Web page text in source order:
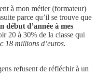
à mon métier (formateur)
parce qu’il se trouve que
début d’année à mes
20 à 30% de la classe qui
18 millions d’euros.
refusent de réfléchir à un